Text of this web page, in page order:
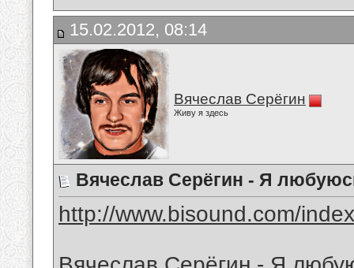
15.02.2012, 08:14
Вячеслав Серёгин
Живу я здесь
Вячеслав Серёгин - Я
http://www.bisound.com/